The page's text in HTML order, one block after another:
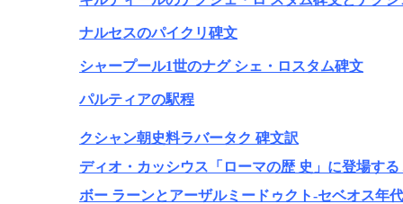
ナルセスのパイクリ碑文
シャープール1世のナグ シェ・ロスタム碑文
パルティアの駅程
クシャン朝史料ラバータク 碑文訳
ディオ・カッシウス「ローマの歴 史」に登場す
ボー ラーンとアーザルミードゥクト-セベオス年